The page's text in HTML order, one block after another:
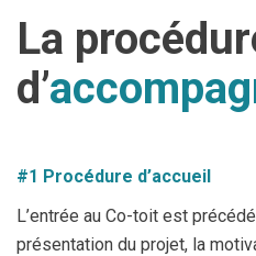
La
d’
#1 Procédure d’accueil
L’entrée au Co-toit est
présentation du projet, la